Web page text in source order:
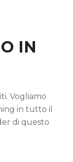
IN
Vogliamo
in tutto il
di questo